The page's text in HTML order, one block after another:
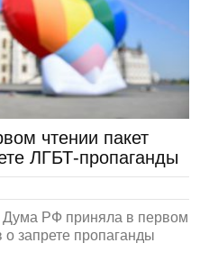
чтении пакет
ЛГБТ-пропаганды
Дума РФ приняла в первом
о запрете пропаганды